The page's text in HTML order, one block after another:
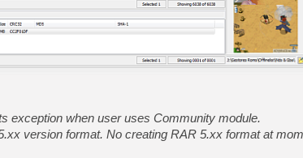
[LS] [PS5] Le WebKit
[GK] Oubliez Crazy Taxi,
[LS] [Switch] NSZ 5.0.0
[GK] No More Room in
exception when user uses Community module.
version format. No creating RAR 5.xx format at